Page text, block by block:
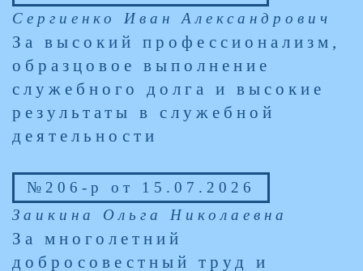
Сергиенко Иван Александрович
За высокий профессионализм,
образцовое выполнение
служебного долга и высокие
результаты в служебной
деятельности
№206-р от 15.07.2026
Заикина Ольга Николаевна
За многолетний
добросовестный труд и